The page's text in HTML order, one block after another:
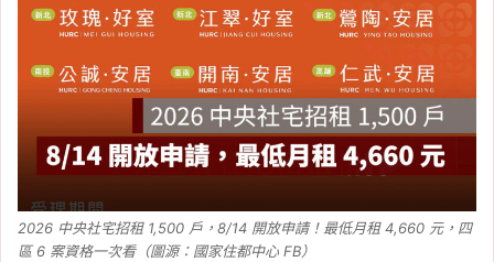
2026 中央社宅招租 1,500 戶，8/14 開放申請！最低月租 4,660 元，四
區 6 案資格一次看（圖源：國家住都中心 FB）